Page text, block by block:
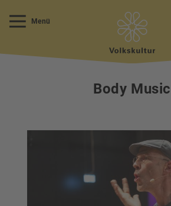
Menü
Body Music